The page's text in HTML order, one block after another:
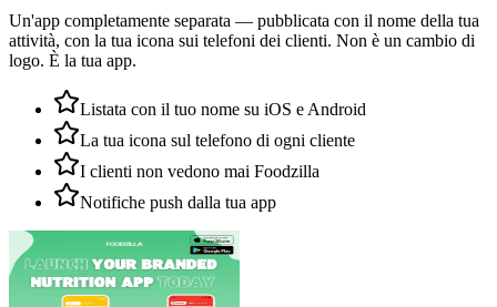
Un'app completamente separata — pubblicata con il nome della tua
attività, con la tua icona sui telefoni dei clienti. Non è un cambio di
logo. È la tua app.
Listata con il tuo nome su iOS e Android
La tua icona sul telefono di ogni cliente
I clienti non vedono mai Foodzilla
Notifiche push dalla tua app